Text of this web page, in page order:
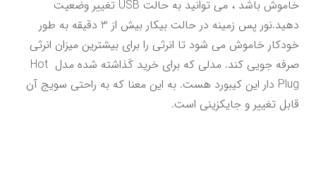
صرفه جویی کند. مدلی که برای خرید کَذاشته شده مدل Hot
قابل تغییر و جایکزینی است.